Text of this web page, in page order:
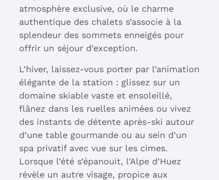
atmosphère exclusive, où le charme
authentique des chalets s’associe à la
splendeur des sommets enneigés pour
offrir un séjour d’exception.
L’hiver, laissez-vous porter par l’animation
élégante de la station : glissez sur un
domaine skiable vaste et ensoleillé,
flânez dans les ruelles animées ou vivez
des instants de détente après-ski autour
d’une table gourmande ou au sein d’un
spa privatif avec vue sur les cimes.
Lorsque l’été s’épanouit, l’Alpe d’Huez
révèle un autre visage, propice aux